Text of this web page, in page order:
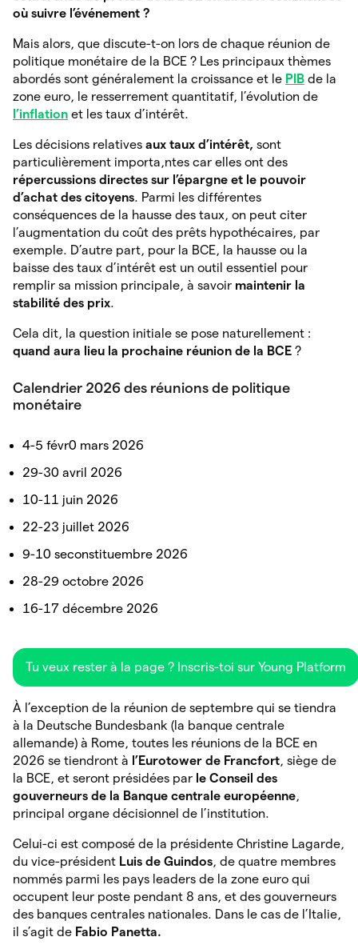
où suivre l’événement ?
Mais alors, que discute-t-on lors de chaque réunion de
politique monétaire de la BCE ? Les principaux thèmes
abordés sont généralement la croissance et le PIB de la
zone euro, le resserrement quantitatif, l’évolution de
l’inflation et les taux d’intérêt.
Les décisions relatives aux taux d’intérêt, sont
particulièrement importa,ntes car elles ont des
répercussions directes sur l’épargne et le pouvoir
d’achat des citoyens. Parmi les différentes
conséquences de la hausse des taux, on peut citer
l’augmentation du coût des prêts hypothécaires, par
exemple. D’autre part, pour la BCE, la hausse ou la
baisse des taux d’intérêt est un outil essentiel pour
remplir sa mission principale, à savoir maintenir la
stabilité des prix.
Cela dit, la question initiale se pose naturellement :
quand aura lieu la prochaine réunion de la BCE ?
Calendrier 2026 des réunions de politique
monétaire
4-5 févr0 mars 2026
29-30 avril 2026
10-11 juin 2026
22-23 juillet 2026
9-10 seconstituembre 2026
28-29 octobre 2026
16-17 décembre 2026
Tu veux rester à la page ? Inscris-toi sur Young Platform
À l’exception de la réunion de septembre qui se tiendra
à la Deutsche Bundesbank (la banque centrale
allemande) à Rome, toutes les réunions de la BCE en
2026 se tiendront à l’Eurotower de Francfort, siège de
la BCE, et seront présidées par le Conseil des
gouverneurs de la Banque centrale européenne,
principal organe décisionnel de l’institution.
Celui-ci est composé de la présidente Christine Lagarde,
du vice-président Luis de Guindos, de quatre membres
nommés parmi les pays leaders de la zone euro qui
occupent leur poste pendant 8 ans, et des gouverneurs
des banques centrales nationales. Dans le cas de l’Italie,
il s’agit de Fabio Panetta.